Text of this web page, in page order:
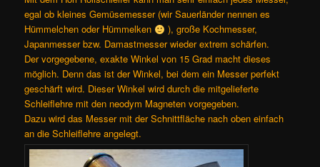
egal ob kleines Gemüsemesser (wir Sauerländer nennen es
Hümmelchen oder Hümmelken
), große Kochmesser,
Japanmesser bzw. Damastmesser wieder extrem schärfen.
Der vorgegebene, exakte Winkel von 15 Grad macht dieses
möglich. Denn das ist der Winkel, bei dem ein Messer perfekt
geschärft wird. Dieser Winkel wird durch die mitgelieferte
Schleiflehre mit den neodym Magneten vorgegeben.
Dazu wird das Messer mit der Schnittfläche nach oben einfach
an die Schleiflehre angelegt.